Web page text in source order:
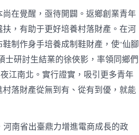
尚在覺醒，亟待開闢。返鄉創業青年
，有助于更好培養村落財產。在河
制作身手培養成制鞋財產，使“仙腳
士研討生結業的徐俠影，率領同鄉們
江南北。實行證實，吸引更多青年
落財產從無到有、從有到優，就能
南省出臺鼎力增進電商成長的政